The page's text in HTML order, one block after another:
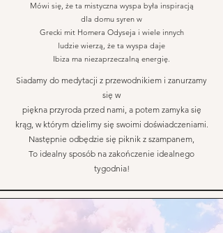
Mówi się, że ta mistyczna wyspa była inspiracją
dla domu syren w
Grecki mit Homera Odyseja i wiele innych
ludzie wierzą, że ta wyspa daje
Ibiza ma niezaprzeczalną energię.
Siadamy do medytacji z przewodnikiem i zanurzamy
się w
piękna przyroda przed nami, a potem zamyka się
krąg, w którym dzielimy się swoimi doświadczeniami.
Następnie odbędzie się piknik z szampanem,
To idealny sposób na zakończenie idealnego
tygodnia!